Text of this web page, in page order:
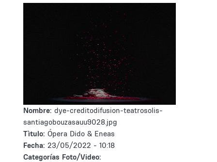
Nombre: dye-creditodifusion-teatrosolis-
santiagobouzasauu9028.jpg
Tìtulo: Ópera Dido & Eneas
Fecha: 23/05/2022 - 10:18
Categorías Foto/Video: